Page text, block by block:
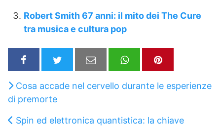
Robert Smith 67 anni: il mito dei The Cure
tra musica e cultura pop
Cosa accade nel cervello durante le esperienze
di premorte
Spin ed elettronica quantistica: la chiave